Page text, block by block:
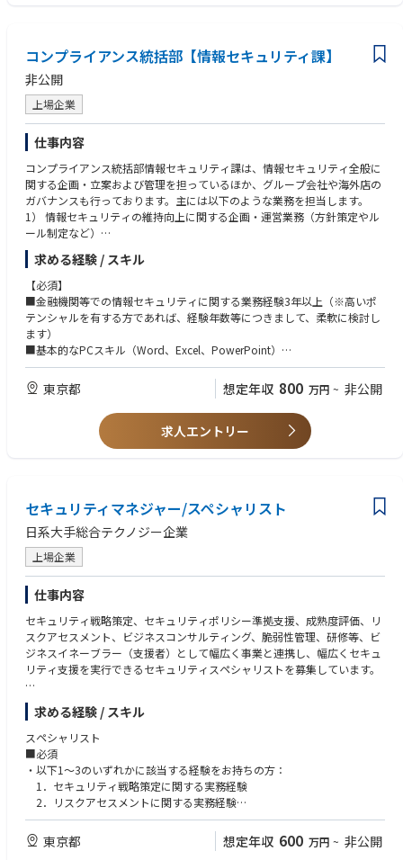
コンプライアンス統括部【情報セキュリティ課】
非公開
上場企業
仕事内容
コンプライアンス統括部情報セキュリティ課は、情報セキュリティ全般に
関する企画・立案および管理を担っているほか、グループ会社や海外店の
ガバナンスも行っております。主には以下のような業務を担当します。
1） 情報セキュリティの維持向上に関する企画・運営業務（方針策定やル
ール制定など）
2）社内で進行する各種案件に対する情報セキュリティに関するアドバイ
ス
3) サイバーセキュリティを所管する部署との連携による情報セキュリティ
の確保
4）個人情報保護法をはじめ情報管理に関する法令諸規則への対応に係る
事項
5）グループ内子会社、海外店の情報セキュリティに係るガバナンスに関
求める経験 / スキル
【必須】
■金融機関等での情報セキュリティに関する業務経験3年以上（※高いポ
テンシャルを有する方であれば、経験年数等につきまして、柔軟に検討し
ます）
■基本的なPCスキル（Word、Excel、PowerPoint）
【歓迎】
・金融機関の企画部門・内部管理部門（法務・コンプライアンス等）等で
の情報セキュリティに関する業務経験
・金商法等、金融関連の法令諸規則に関する基本的な知識
・司法関係の資格取得者、語学力、VBAやプログラミング等のスキル
東京都 想定年収 800 万円 ~ 非公開
求人エントリー
セキュリティマネジャー/スペシャリスト
日系大手総合テクノジー企業
上場企業
仕事内容
セキュリティ戦略策定、セキュリティポリシー準拠支援、成熟度評価、リ
スクアセスメント、ビジネスコンサルティング、脆弱性管理、研修等、ビ
ジネスイネーブラー（支援者）として幅広く事業と連携し、幅広くセキュ
リティ支援を実行できるセキュリティスペシャリストを募集しています。
プロジェクト例
・社内規則、規制に基づくリスクの可視化
・リスク改善提案と実行支援
・セキュリティコンサルタントとして、ビジネス部門からの各種相談（M
などを、本社、新規事業創出、研究開発、IT部門等に対して支援していま
求める経験 / スキル
スペシャリスト
■必須
・以下1～3のいずれかに該当する経験をお持ちの方：
1．セキュリティ戦略策定に関する実務経験
2．リスクアセスメントに関する実務経験
3．ビジネス部門へのセキュリティ支援経験
・英語による業務遂行能力:
海外チームとのコミュニケーションやドキュメント作成が可能なレベル
東京都 想定年収 600 万円 ~ 非公開